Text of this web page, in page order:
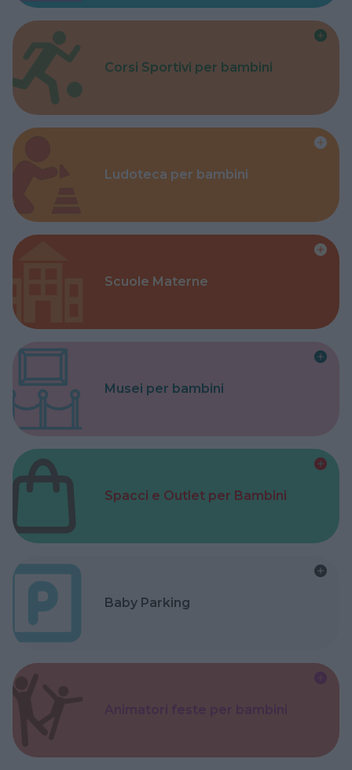
Corsi Sportivi per bambini
Ludoteca per bambini
Scuole Materne
Musei per bambini
Spacci e Outlet per Bambini
Baby Parking